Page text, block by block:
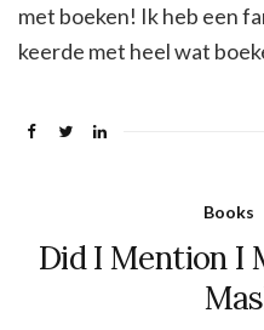
met boeken! Ik heb een
keerde met heel wat
Books
Did I Mention I